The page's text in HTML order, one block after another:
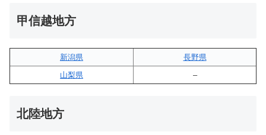
甲信越地方
新潟県
長野県
山梨県
–
北陸地方